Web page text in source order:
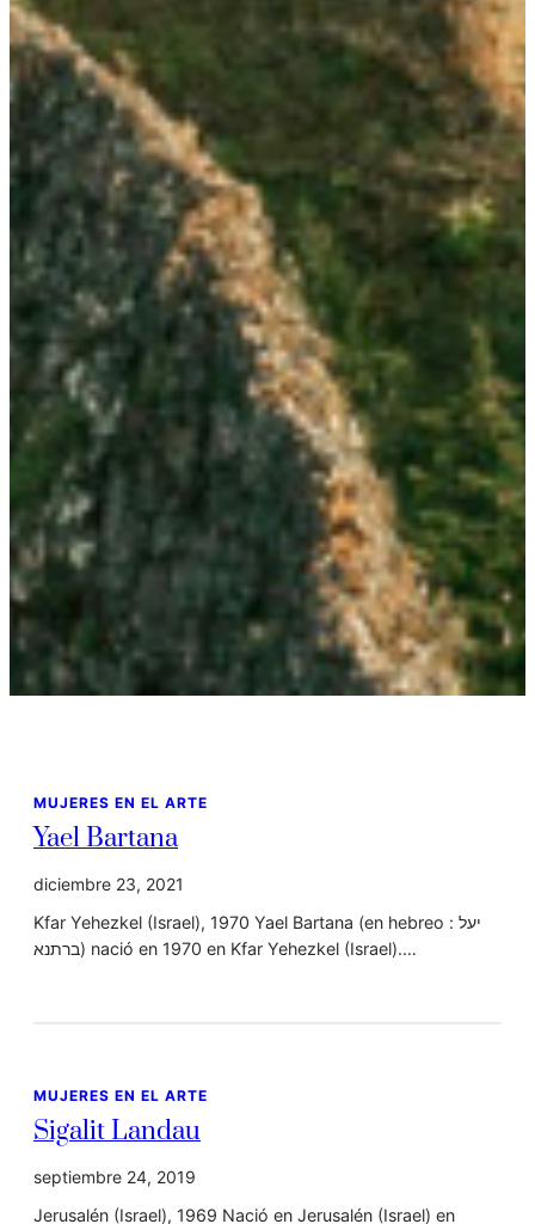
MUJERES EN EL ARTE
Yael Bartana
diciembre 23, 2021
Kfar Yehezkel (Israel), 1970 Yael Bartana (en hebreo : יעל
ברתנא) nació en 1970 en Kfar Yehezkel (Israel).…
MUJERES EN EL ARTE
Sigalit Landau
septiembre 24, 2019
Jerusalén (Israel), 1969 Nació en Jerusalén (Israel) en